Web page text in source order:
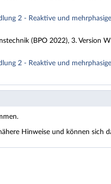
2 - Reaktive und
(BPO 2022), 3. Version
2 - Reaktive und
Hinweise und können sich